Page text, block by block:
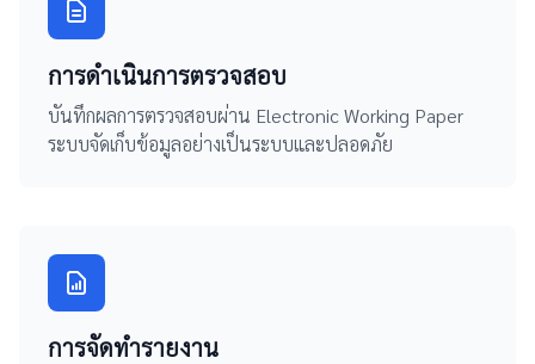
การดำเนินการตรวจสอบ
บันทึกผลการตรวจสอบผ่าน Electronic Working Paper
ระบบจัดเก็บข้อมูลอย่างเป็นระบบและปลอดภัย
การจัดทำรายงาน